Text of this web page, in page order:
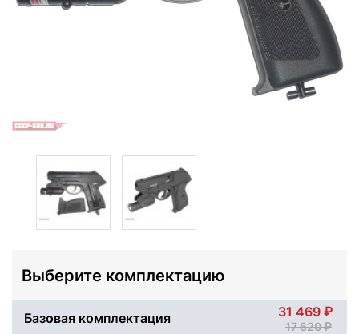
Выберите комплектацию
Базовая комплектация 31 469
17 620